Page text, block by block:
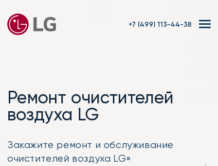
+7 (499) 113-44-38
Ремонт очистителей
воздуха LG
Закажите ремонт и обслуживание
очистителей воздуха LG»